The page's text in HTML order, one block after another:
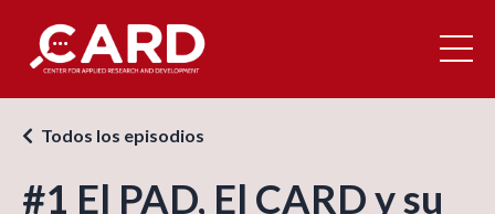
#1 El PAD, El CARD y su
Todos los episodios